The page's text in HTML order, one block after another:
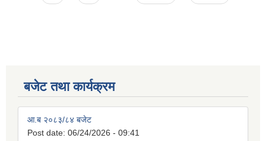
बजेट तथा कार्यक्रम
आ.ब २०८३/८४ बजेट
Post date: 06/24/2026 - 09:41